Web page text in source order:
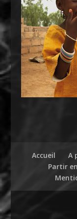
Accueil A
Partir